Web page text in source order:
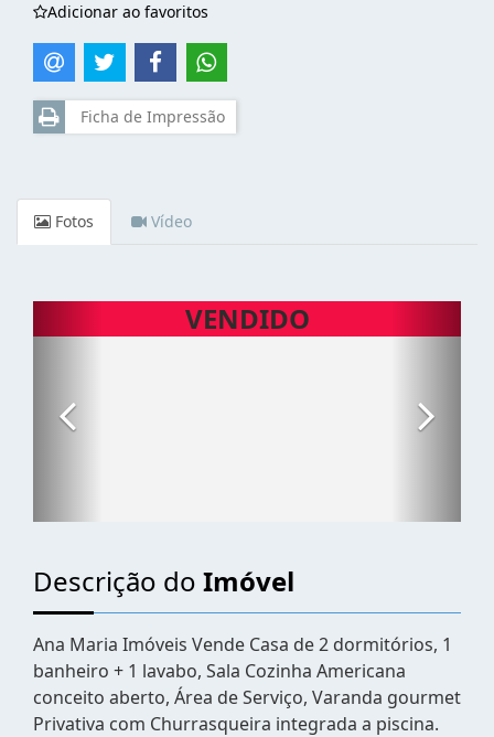
Adicionar ao favoritos
Ficha de Impressão
Fotos Vídeo
Descrição do Imóvel
Ana Maria Imóveis Vende Casa de 2 dormitórios, 1
banheiro + 1 lavabo, Sala Cozinha Americana
conceito aberto, Área de Serviço, Varanda gourmet
Privativa com Churrasqueira integrada a piscina.